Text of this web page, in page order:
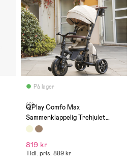
På lager
(6)
QPlay Comfo Max
Sammenklappelig Trehjulet
Cykel, Beige
819 kr
Tidl. pris: 889 kr